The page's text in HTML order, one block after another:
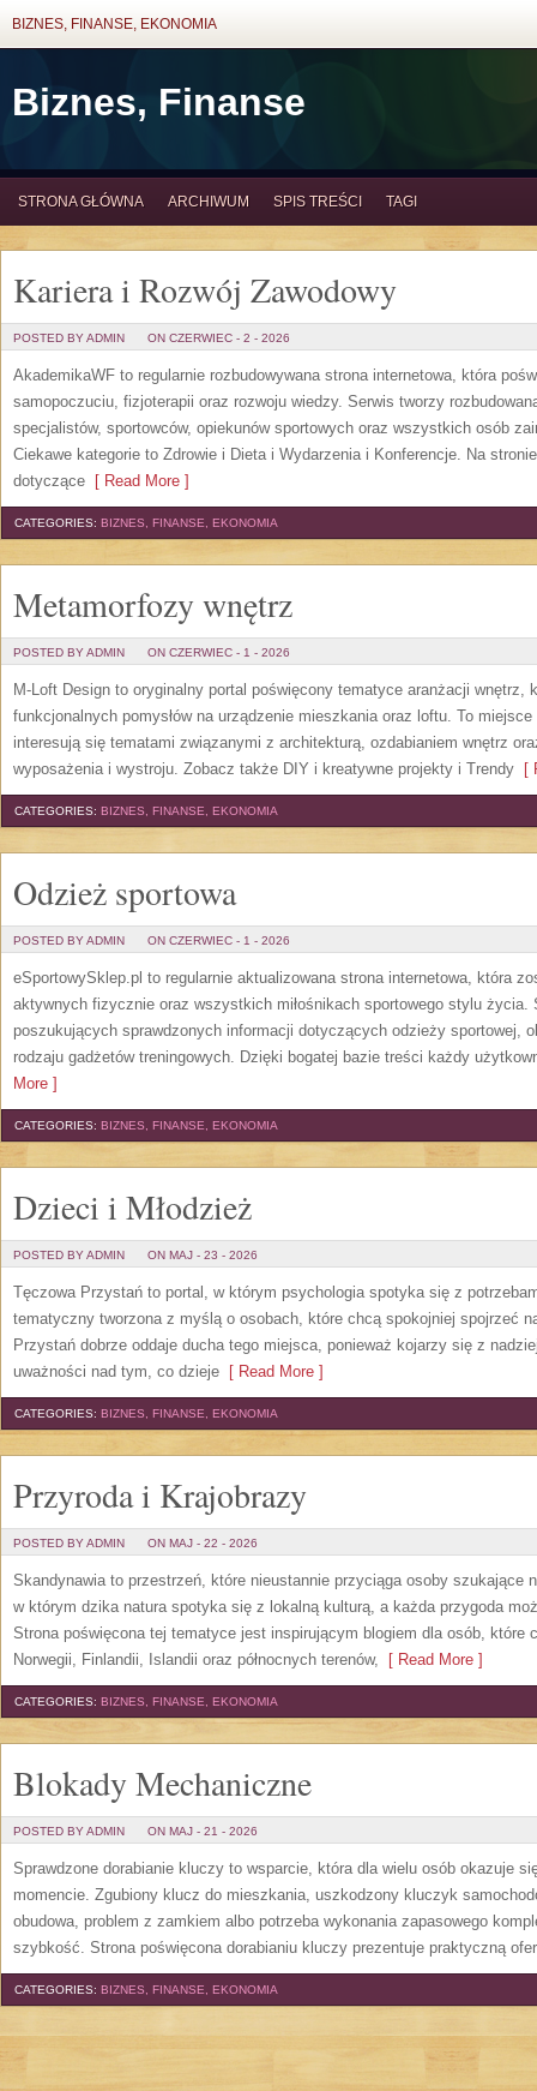
BIZNES, FINANSE, EKONOMIA
Biznes, Finanse
STRONA GŁÓWNA ARCHIWUM SPIS TREŚCI TAGI
Kariera i Rozwój Zawodowy
POSTED BY ADMIN ON CZERWIEC - 2 - 2026
AkademikaWF to regularnie rozbudowywana strona internetowa, która
samopoczuciu, fizjoterapii oraz rozwoju wiedzy. Serwis tworzy
specjalistów, sportowców, opiekunów sportowych oraz wszystkich osób
Ciekawe kategorie to Zdrowie i Dieta i Wydarzenia i Konferencje. Na
dotyczące [ Read More ]
CATEGORIES: BIZNES, FINANSE, EKONOMIA
Metamorfozy wnętrz
POSTED BY ADMIN ON CZERWIEC - 1 - 2026
M-Loft Design to oryginalny portal poświęcony tematyce aranżacji wnętrz,
funkcjonalnych pomysłów na urządzenie mieszkania oraz loftu. To
interesują się tematami związanymi z architekturą, ozdabianiem wnętrz
wyposażenia i wystroju. Zobacz także DIY i kreatywne projekty i Trendy [
CATEGORIES: BIZNES, FINANSE, EKONOMIA
Odzież sportowa
POSTED BY ADMIN ON CZERWIEC - 1 - 2026
eSportowySklep.pl to regularnie aktualizowana strona internetowa, która
aktywnych fizycznie oraz wszystkich miłośnikach sportowego stylu życia.
poszukujących sprawdzonych informacji dotyczących odzieży sportowej,
rodzaju gadżetów treningowych. Dzięki bogatej bazie treści każdy
More ]
CATEGORIES: BIZNES, FINANSE, EKONOMIA
Dzieci i Młodzież
POSTED BY ADMIN ON MAJ - 23 - 2026
Tęczowa Przystań to portal, w którym psychologia spotyka się z
tematyczny tworzona z myślą o osobach, które chcą spokojniej spojrzeć
Przystań dobrze oddaje ducha tego miejsca, ponieważ kojarzy się z
uważności nad tym, co dzieje [ Read More ]
CATEGORIES: BIZNES, FINANSE, EKONOMIA
Przyroda i Krajobrazy
POSTED BY ADMIN ON MAJ - 22 - 2026
Skandynawia to przestrzeń, które nieustannie przyciąga osoby szukające
w którym dzika natura spotyka się z lokalną kulturą, a każda przygoda
Strona poświęcona tej tematyce jest inspirującym blogiem dla osób, które
Norwegii, Finlandii, Islandii oraz północnych terenów, [ Read More ]
CATEGORIES: BIZNES, FINANSE, EKONOMIA
Blokady Mechaniczne
POSTED BY ADMIN ON MAJ - 21 - 2026
Sprawdzone dorabianie kluczy to wsparcie, która dla wielu osób okazuje
momencie. Zgubiony klucz do mieszkania, uszkodzony kluczyk
obudowa, problem z zamkiem albo potrzeba wykonania zapasowego
szybkość. Strona poświęcona dorabianiu kluczy prezentuje praktyczną
CATEGORIES: BIZNES, FINANSE, EKONOMIA